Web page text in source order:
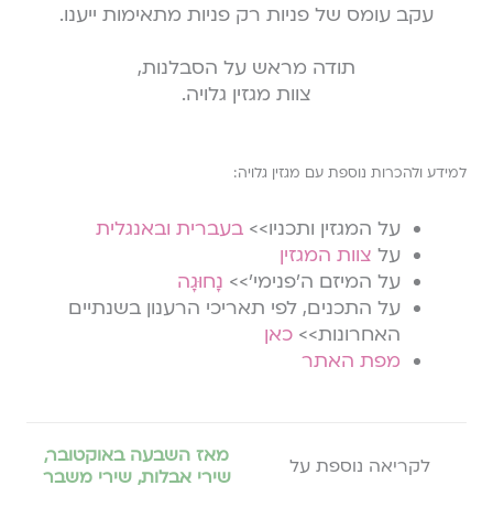
עקב עומס של פניות רק פניות מתאימות ייענו.
תודה מראש על הסבלנות,
צוות מגזין גלויה.
למידע ולהכרות נוספת עם מגזין גלויה:
על המגזין ותכניו>> בעברית ובאנגלית
על צוות המגזין
על המיזם ה׳פנימי׳>> נָחוּגָה
על התכנים, לפי תאריכי הרענון בשנתיים
האחרונות>> כאן
מפת האתר
לקריאה נוספת על מאז השבעה באוקטובר,
שירי אבלות,שירי משבר